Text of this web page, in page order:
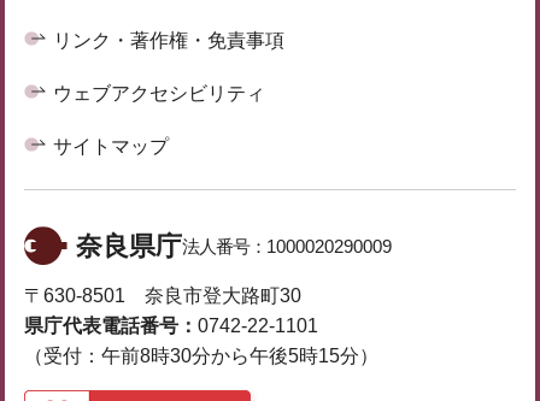
リンク・著作権・免責事項
ウェブアクセシビリティ
サイトマップ
奈良県庁法人番号： 1000020290009
〒630-8501 奈良市登大路町30
県庁代表電話番号： 0742-22-1101
（受付：午前8時30分から午後5時15分）